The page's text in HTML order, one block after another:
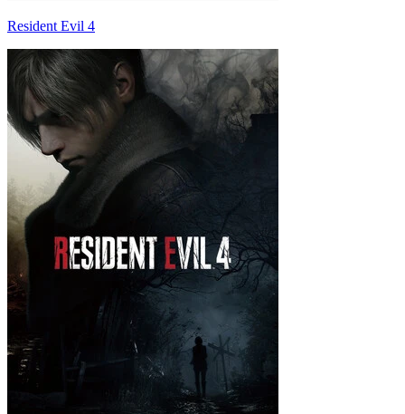
Resident Evil 4